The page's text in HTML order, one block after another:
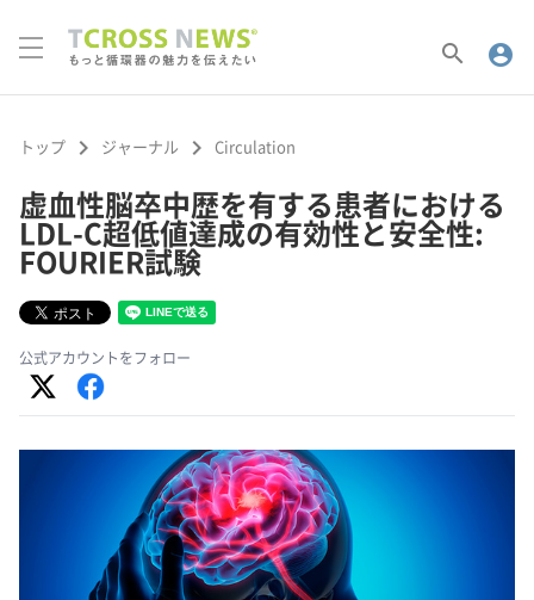
search account_circle
トップ keyboard_arrow_right ジャーナル keyboard_arrow_right Circulation
虚血性脳卒中歴を有する患者における
LDL-C超低値達成の有効性と安全性:
FOURIER試験
公式アカウントをフォロー